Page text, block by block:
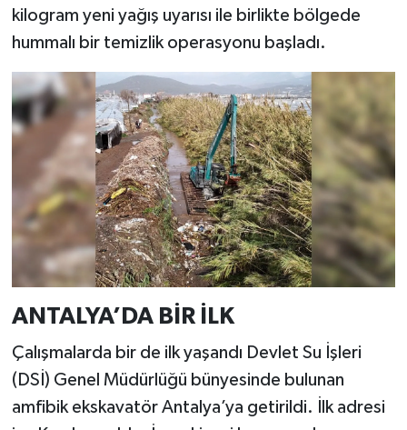
kilogram yeni yağış uyarısı ile birlikte bölgede
hummalı bir temizlik operasyonu başladı.
ANTALYA’DA BİR İLK
Çalışmalarda bir de ilk yaşandı Devlet Su İşleri
(DSİ) Genel Müdürlüğü bünyesinde bulunan
amfibik ekskavatör Antalya’ya getirildi. İlk adresi